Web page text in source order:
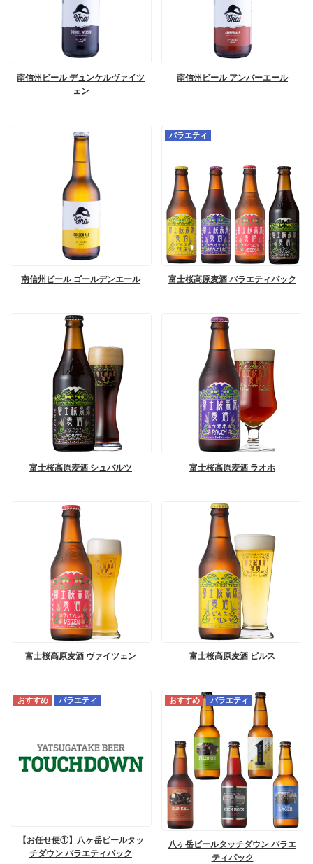
南信州ビール デュンケルヴァイツ
ェン
南信州ビール アンバーエール
南信州ビール ゴールデンエール
バラエティ
富士桜高原麦酒 バラエティパック
富士桜高原麦酒 シュバルツ 富士桜高原麦酒 ラオホ
富士桜高原麦酒 ヴァイツェン 富士桜高原麦酒 ピルス
バラエティ
【お任せ便①】八ヶ岳ビールタッ
チダウン バラエティパック
バラエティ
八ヶ岳ビールタッチダウン バラエ
ティパック